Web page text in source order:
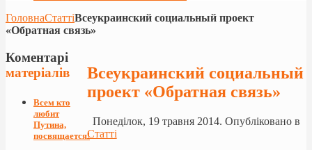
ГоловнаСтаттіВсеукраинский социальный проект
«Обратная связь»
Всеукраинский социальный
проект «Обратная связь»
Понеділок, 19 травня 2014. Опубліковано в
Статті
Коментарі
матеріалів
Всем кто
любит
Путина,
посвящается!